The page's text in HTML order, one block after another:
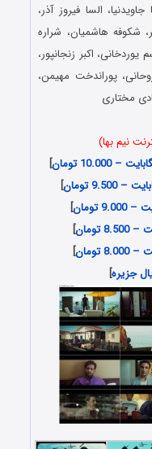
السا فیروز آذر،
شکوفه هاشمیان، شراره
یوردخانی، اکبر زنجانپور،
پوراندخت مهیمن،
مختاری
نیم بها)
]
]
]
]
]
جزیره]